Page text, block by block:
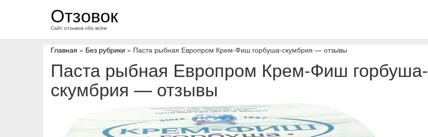
Отзовок
Сайт отзывов обо всём
Главная » Без рубрики » Паста рыбная Европром Крем-Фиш горбуша-скумбрия — отзывы
Паста рыбная Европром Крем-Фиш горбуша-
скумбрия — отзывы